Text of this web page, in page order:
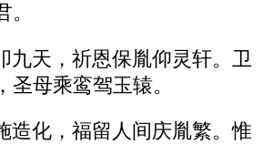
九天，祈恩保胤仰灵轩。卫
圣母乘鸾驾玉辕。
造化，福留人间庆胤繁。惟